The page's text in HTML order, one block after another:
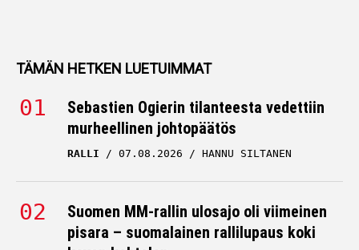
TÄMÄN HETKEN LUETUIMMAT
Sebastien Ogierin tilanteesta vedettiin
murheellinen johtopäätös
RALLI 07.08.2026 HANNU SILTANEN
Suomen MM-rallin ulosajo oli viimeinen
pisara – suomalainen rallilupaus koki